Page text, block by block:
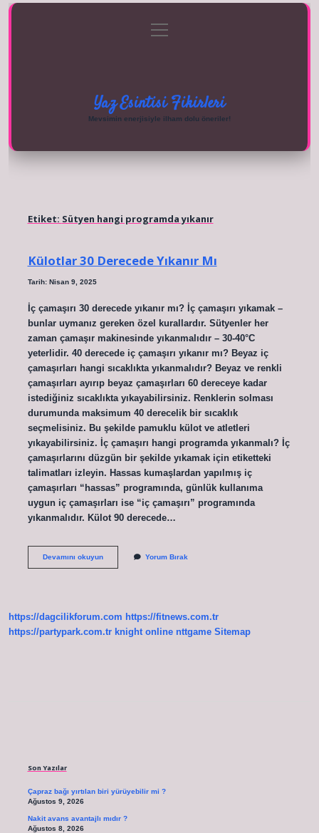
Gizlilik Politikası
menüyü
aç
Yaz Esintisi Fikirleri
Mevsimin enerjisiyle ilham dolu öneriler!
Etiket: Sütyen hangi programda yıkanır
Külotlar 30 Derecede Yıkanır Mı
Tarih: Nisan 9, 2025
İç çamaşırı 30 derecede yıkanır mı? İç çamaşırı yıkamak –
bunlar uymanız gereken özel kurallardır. Sütyenler her
zaman çamaşır makinesinde yıkanmalıdır – 30-40°C
yeterlidir. 40 derecede iç çamaşırı yıkanır mı? Beyaz iç
çamaşırları hangi sıcaklıkta yıkanmalıdır? Beyaz ve renkli
çamaşırları ayırıp beyaz çamaşırları 60 dereceye kadar
istediğiniz sıcaklıkta yıkayabilirsiniz. Renklerin solması
durumunda maksimum 40 derecelik bir sıcaklık
seçmelisiniz. Bu şekilde pamuklu külot ve atletleri
yıkayabilirsiniz. İç çamaşırı hangi programda yıkanmalı? İç
çamaşırlarını düzgün bir şekilde yıkamak için etiketteki
talimatları izleyin. Hassas kumaşlardan yapılmış iç
çamaşırları “hassas” programında, günlük kullanıma
uygun iç çamaşırları ise “iç çamaşırı” programında
yıkanmalıdır. Külot 90 derecede…
Devamını okuyunKülotlar
Yorum Bırak
https://dagcilikforum.com https://fitnews.com.tr
https://partypark.com.tr knight online nttgame Sitemap
Son Yazılar
Çapraz bağı yırtılan biri yürüyebilir mi ?
Ağustos 9, 2026
Nakit avans avantajlı mıdır ?
Ağustos 8, 2026